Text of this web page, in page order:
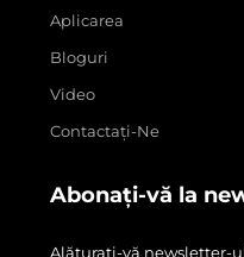
Aplicarea
Bloguri
Video
Contactați-Ne
Abonați-vă la
Alăturați-vă newsletter-